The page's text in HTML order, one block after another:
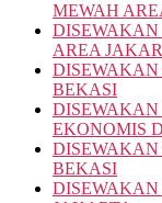
MEWAH
AREA
BEKASI
EKONOMIS
BEKASI